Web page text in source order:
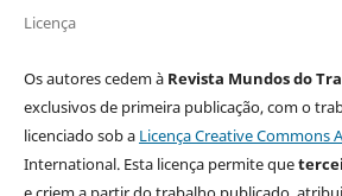
Licença
Os autores cedem à Revista Mundos do
exclusivos de primeira publicação, com o
licenciado sob a Licença Creative Commons
International. Esta licença permite que